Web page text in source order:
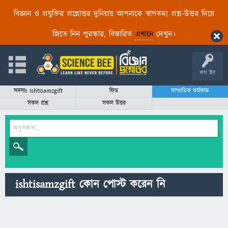
বিজ্ঞান ও প্রযুক্তির প্রশ্নোত্তর দুনিয়ায় আপনাকে স্বাগতম! প্রশ্ন-উত্তর দিয়ে
জিতে নিন পুরস্কার, বিস্তারিত এখানেদেখুন।
লগ ইন
সদস্যঃ ishtisamzgift ফিড
সাম্প্রতিক কর্মকান্ড
সকল প্রশ্ন
সকল উত্তর
ishtisamzgift কোন পোস্ট করেন নি